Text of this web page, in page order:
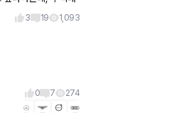
3 19 1,093
0 7 274